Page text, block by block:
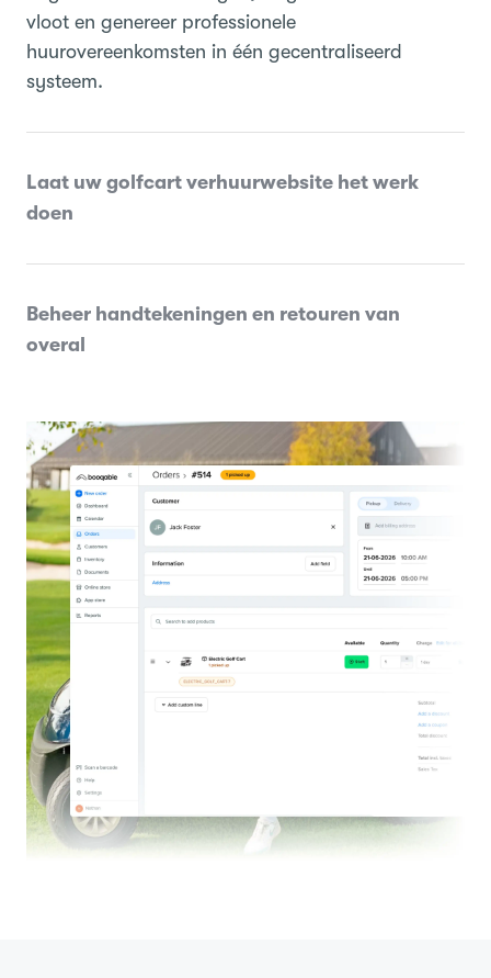
vloot en genereer professionele
huurovereenkomsten in één gecentraliseerd
systeem.
Laat uw golfcart verhuurwebsite het werk
doen
Beheer handtekeningen en retouren van
overal